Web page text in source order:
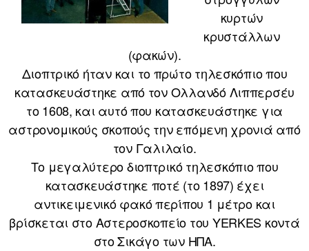
κυρτών
κρυστάλλων
(φακών).
Διοπτρικό ήταν και το πρώτο τηλεσκόπιο που
κατασκευάστηκε από τον Ολλανδό Λιππερσέυ
το 1608, και αυτό που κατασκευάστηκε για
αστρονομικούς σκοπούς την επόμενη χρονιά από
τον Γαλιλαίο.
Το μεγαλύτερο διοπτρικό τηλεσκόπιο που
κατασκευάστηκε ποτέ (το 1897) έχει
αντικειμενικό φακό περίπου 1 μέτρο και
βρίσκεται στο Αστεροσκοπείο του YERKES κοντά
στο Σικάγο των ΗΠΑ.